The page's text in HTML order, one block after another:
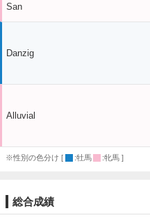
San
Danzig
Alluvial
※性別の色分け [ :牡馬 :牝馬 ]
総合成績